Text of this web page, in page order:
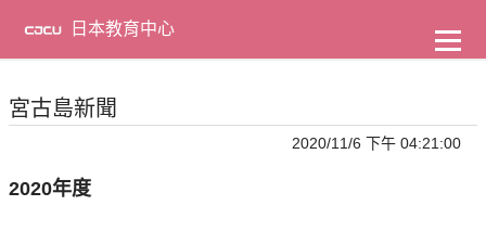
主
容
日本教育中心
宮古島新聞
2020/11/6 下午 04:21:00
2020年度